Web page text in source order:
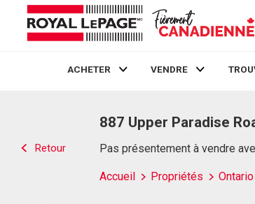
ACHETER VENDRE
Retour
887 Upper Paradise
Pas présentement à vendre
Accueil Propriétés Ontario